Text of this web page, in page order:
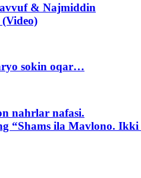
& Najmiddin
sokin oqar…
nahrlar nafasi.
“Shams ila Mavlono.